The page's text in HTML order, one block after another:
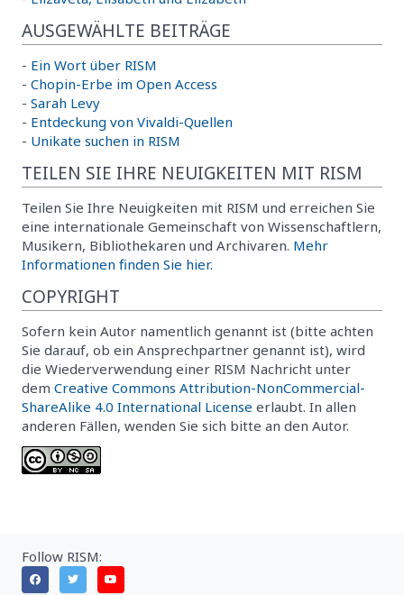
AUSGEWÄHLTE BEITRÄGE
- Ein Wort über RISM
- Chopin-Erbe im Open Access
- Sarah Levy
- Entdeckung von Vivaldi-Quellen
- Unikate suchen in RISM
TEILEN SIE IHRE NEUIGKEITEN MIT RISM
Teilen Sie Ihre Neuigkeiten mit RISM und erreichen Sie
eine internationale Gemeinschaft von Wissenschaftlern,
Musikern, Bibliothekaren und Archivaren. Mehr
Informationen finden Sie hier.
COPYRIGHT
Sofern kein Autor namentlich genannt ist (bitte achten
Sie darauf, ob ein Ansprechpartner genannt ist), wird
die Wiederverwendung einer RISM Nachricht unter
dem Creative Commons Attribution-NonCommercial-
ShareAlike 4.0 International License erlaubt. In allen
anderen Fällen, wenden Sie sich bitte an den Autor.
Follow RISM: